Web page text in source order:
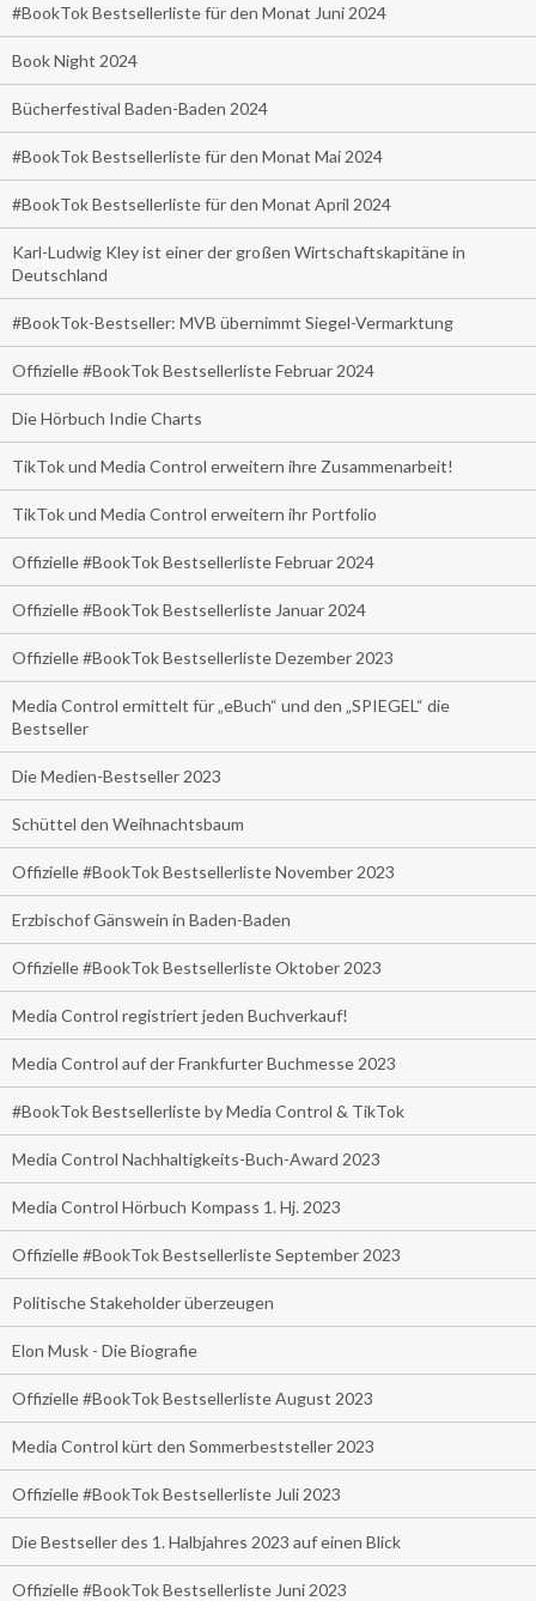
#BookTok Bestsellerliste für den Monat Juni 2024
Book Night 2024
Bücherfestival Baden-Baden 2024
#BookTok Bestsellerliste für den Monat Mai 2024
#BookTok Bestsellerliste für den Monat April 2024
Karl-Ludwig Kley ist einer der großen Wirtschaftskapitäne in
Deutschland
#BookTok-Bestseller: MVB übernimmt Siegel-Vermarktung
Offizielle #BookTok Bestsellerliste Februar 2024
Die Hörbuch Indie Charts
TikTok und Media Control erweitern ihre Zusammenarbeit!
TikTok und Media Control erweitern ihr Portfolio
Offizielle #BookTok Bestsellerliste Februar 2024
Offizielle #BookTok Bestsellerliste Januar 2024
Offizielle #BookTok Bestsellerliste Dezember 2023
Media Control ermittelt für „eBuch“ und den „SPIEGEL“ die
Bestseller
Die Medien-Bestseller 2023
Schüttel den Weihnachtsbaum
Offizielle #BookTok Bestsellerliste November 2023
Erzbischof Gänswein in Baden-Baden
Offizielle #BookTok Bestsellerliste Oktober 2023
Media Control registriert jeden Buchverkauf!
Media Control auf der Frankfurter Buchmesse 2023
#BookTok Bestsellerliste by Media Control & TikTok
Media Control Nachhaltigkeits-Buch-Award 2023
Media Control Hörbuch Kompass 1. Hj. 2023
Offizielle #BookTok Bestsellerliste September 2023
Politische Stakeholder überzeugen
Elon Musk - Die Biografie
Offizielle #BookTok Bestsellerliste August 2023
Media Control kürt den Sommerbeststeller 2023
Offizielle #BookTok Bestsellerliste Juli 2023
Die Bestseller des 1. Halbjahres 2023 auf einen Blick
Offizielle #BookTok Bestsellerliste Juni 2023